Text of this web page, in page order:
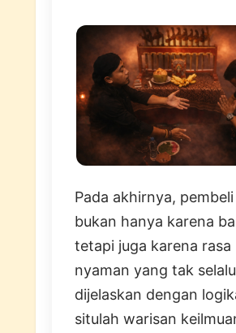
Pada akhirnya,
bukan hanya karena
tetapi juga karena rasa
nyaman yang tak
dijelaskan dengan
situlah warisan